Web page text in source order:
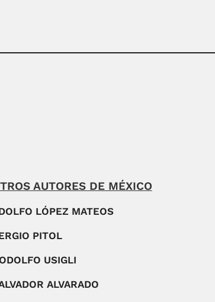
AUTORES DE MÉXICO
LÓPEZ MATEOS
PITOL
USIGLI
ALVARADO